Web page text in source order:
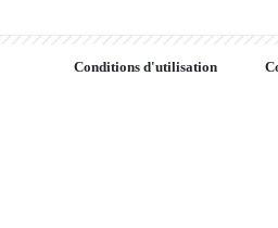
Conditions d'utilisation